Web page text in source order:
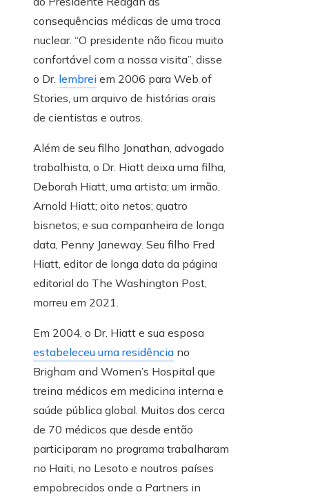
consequências médicas de uma troca
nuclear. “O presidente não ficou muito
confortável com a nossa visita”, disse
o Dr. lembrei em 2006 para Web of
Stories, um arquivo de histórias orais
de cientistas e outros.
Além de seu filho Jonathan, advogado
trabalhista, o Dr. Hiatt deixa uma filha,
Deborah Hiatt, uma artista; um irmão,
Arnold Hiatt; oito netos; quatro
bisnetos; e sua companheira de longa
data, Penny Janeway. Seu filho Fred
Hiatt, editor de longa data da página
editorial do The Washington Post,
morreu em 2021.
Em 2004, o Dr. Hiatt e sua esposa
estabeleceu uma residência no
Brigham and Women’s Hospital que
treina médicos em medicina interna e
saúde pública global. Muitos dos cerca
de 70 médicos que desde então
participaram no programa trabalharam
no Haiti, no Lesoto e noutros países
empobrecidos onde a Partners in